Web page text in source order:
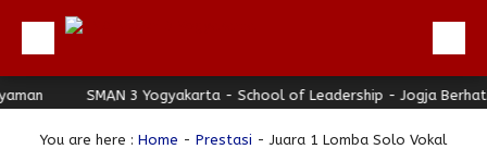
Beranda
Profil
SMAN 3 Yogyakarta - School of Leadership - Jogja Berhati
You are here : Home - Prestasi - Juara 1 Lomba Solo Vokal